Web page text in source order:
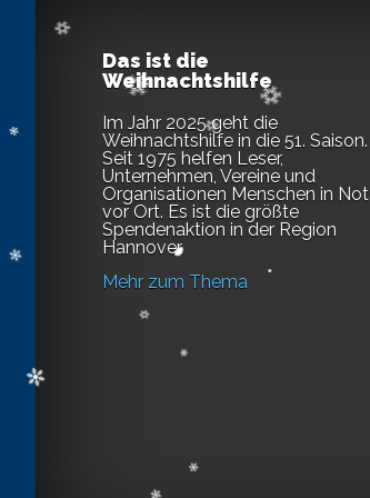
Das ist die
Weihnachtshilfe
Im Jahr 2025 geht die
Weihnachtshilfe in die 51. Saison.
Seit 1975 helfen Leser,
Unternehmen, Vereine und
Organisationen Menschen in Not
vor Ort. Es ist die größte
Spendenaktion in der Region
Hannover.
Mehr zum Thema